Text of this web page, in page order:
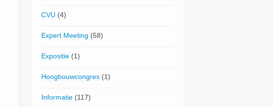
CVU (4)
Expert Meeting (58)
Expositie (1)
Hoogbouwcongres (1)
Informatie (117)